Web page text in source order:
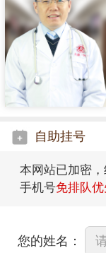
自助挂号
本网站已加密
手机号免排队
您的姓名：